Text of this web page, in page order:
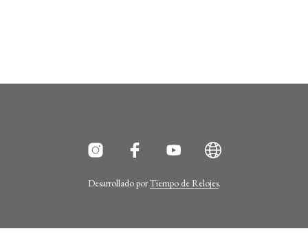
Desarrollado porTiempo de Relojes.